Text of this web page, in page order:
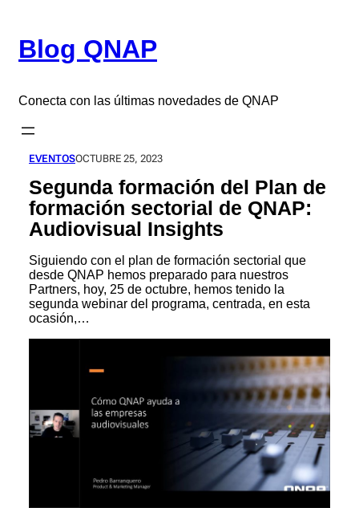
contenido
Blog QNAP
Conecta con las últimas novedades de QNAP
EVENTOSOCTUBRE 25, 2023
Segunda formación del Plan de
formación sectorial de QNAP:
Audiovisual Insights
Siguiendo con el plan de formación sectorial que
desde QNAP hemos preparado para nuestros
Partners, hoy, 25 de octubre, hemos tenido la
segunda webinar del programa, centrada, en esta
ocasión,…